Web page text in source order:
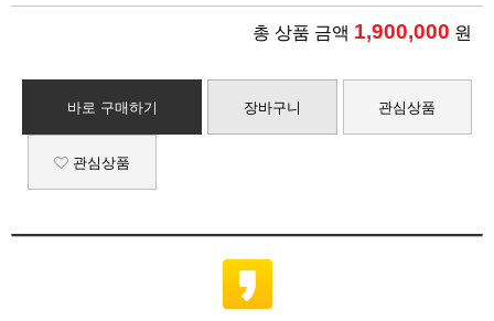
총 상품 금액 1,900,000 원
바로 구매하기 장바구니 관심상품
관심상품